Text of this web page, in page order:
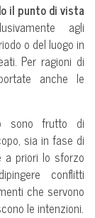
il punto di vista
agli
o del luogo in
Per ragioni di
anche le
sono frutto di
sia in fase di
a priori lo sforzo
conflitti
che servono
le intenzioni.